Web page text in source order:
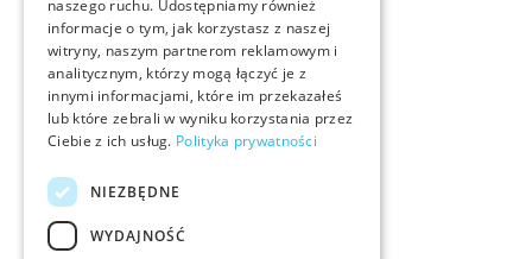
naszego ruchu. Udostępniamy również
informacje o tym, jak korzystasz z naszej
witryny, naszym partnerom reklamowym i
analitycznym, którzy mogą łączyć je z
innymi informacjami, które im przekazałeś
lub które zebrali w wyniku korzystania przez
Ciebie z ich usług. Polityka prywatności
NIEZBĘDNE
WYDAJNOŚĆ